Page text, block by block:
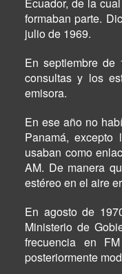
Ecuador, de la
formaban parte.
julio de 1969.
En septiembre de
consultas y los
emisora.
En ese año no
Panamá,
usaban como
AM. De manera
estéreo en el aire
En agosto de
Ministerio de
frecuencia en
posteriormente